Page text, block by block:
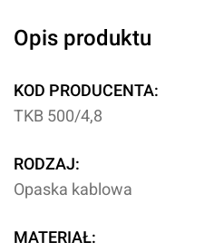
Opis produktu
KOD PRODUCENTA:
TKB 500/4,8
RODZAJ:
Opaska kablowa
MATERIAŁ: